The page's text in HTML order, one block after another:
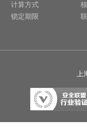
计算方式
锁定期限